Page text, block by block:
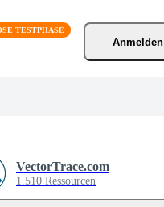
Anmelden
VectorTrace.com
1.510 Ressourcen